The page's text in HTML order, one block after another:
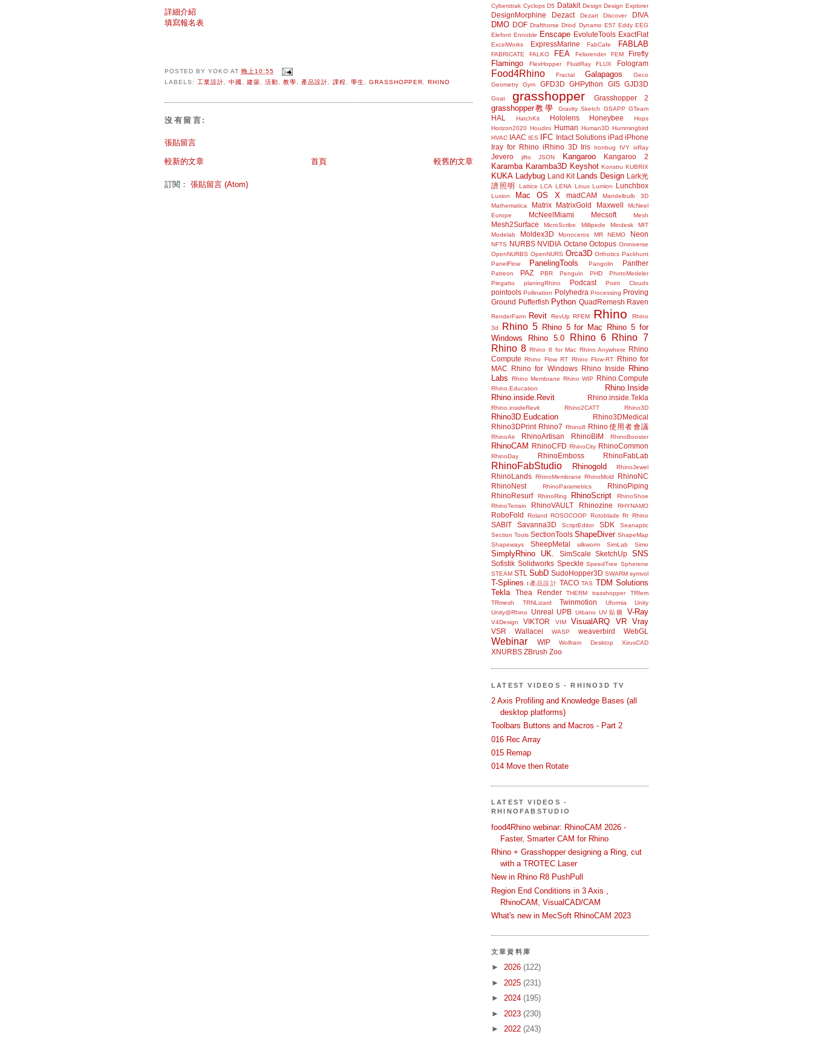
詳細介紹
填寫報名表
POSTED BY YOKO AT 晚上10:55
LABELS: 工業設計, 中國 , 建築, 活動, 教學, 產品設計, 課程, 學生 , GRASSHOPPER, RHINO
沒有留言:
張貼留言
較新的文章 較舊的文章
首頁
訂閱： 張貼留言 (Atom)
Cyberstrak Cyclops D5 Datakit Design Design Explorer
DesignMorphine Dezact Dezart Discover DIVA
DMO DOF Drafthorse Driod Dynamo E57 Eddy EEG
Elefont Ennoble Enscape EvoluteTools ExactFlat
ExcelWorks ExpressMarine FabCafe FABLAB
FABRICATE FALKO FEA Felixrender FEM Firefly
Flamingo FlexHopper FluidRay FLUX Fologram
Food4Rhino Fractal Galapagos
Geco
Geometry Gym
GFD3D GHPython GIS GJD3D
Goat grasshopper Grasshopper 2
grasshopper教學 Gravity Sketch GSAPP GTeam
HAL HatchKit Hololens Honeybee
Hops
Horizon2020 Houdini Human Human3D Hummingbird
HVAC IAAC IES IFC Intact Solutions iPad iPhone
Iray for Rhino iRhino 3D Iris Ironbug IVY ixRay
Jevero jifto JSON Kangaroo Kangaroo 2
Karamba Karamba3D Keyshot Konstru KUBRIX
KUKA Ladybug Land Kit Lands Design Lark光
譜照明
Lattice LCA LENA Linux Lumion Lunchbox
Luxion Mac OS X madCAM
Mandelbulb 3D
Mathematica
Matrix MatrixGold Maxwell
McNeel
Europe
McNeelMiami Mecsoft Mesh
Mesh2Surface MicroScribe Millipede Mindesk
MIT
Modelab
Moldex3D Monoceros MR NEMO Neon
NFTS NURBS NVIDIA Octane Octopus Omniverse
OpenNURBS OpenNURS Orca3D Orthotics Packhunt
PanelFlow
PanelingTools Pangolin Panther
Patreon PAZ PBR Penguin PHD
PhotoMedeler
Piegatto
planingRhino Podcast Point Clouds
pointools Pollination Polyhedra Processing Proving
Ground Pufferfish Python QuadRemesh Raven
RenderFarm Revit RevUp RFEM Rhino
Rhino
3d
Rhino 5 Rhino 5 for Mac
Rhino 5 for
Windows
Rhino 5.0 Rhino 6
Rhino 7
Rhino 8 Rhino 8 for Mac Rhino Anywhere
Rhino
Compute Rhino Flow RT Rhino Flow-RT
Rhino for
MAC
Rhino for Windows Rhino Inside
Rhino
Labs
Rhino Membrane Rhino WIP Rhino.Compute
Rhino.Education
Rhino.Inside
Rhino.inside.Revit
Rhino.inside.Tekla
Rhino.insideRevit Rhino2CATT Rhino3D
Rhino3D.Eudcation
Rhino3DMedical
Rhino3DPrint Rhino7 Rhino8 Rhino使用者會議
RhinoAir RhinoArtisan RhinoBIM RhinoBooster
RhinoCAM RhinoCFD RhinoCity RhinoCommon
RhinoDay RhinoEmboss RhinoFabLab
RhinoFabStudio Rhinogold RhinoJewel
RhinoLands RhinoMembrane RhinoMold
RhinoNC
RhinoNest
RhinoParametrics
RhinoPiping
RhinoResurf
RhinoRing RhinoScript
RhinoShoe
RhinoTerrain
RhinoVAULT Rhinozine RHYNAMO
RoboFold Roland ROSOCOOP Rotoblade Rr Rhino
SABIT Savanna3D ScriptEditor SDK
Seanaptic
Section Tools SectionTools ShapeDiver ShapeMap
Shapeways
SheepMetal silkworm SimLab Simo
SimplyRhino UK. SimScale SketchUp SNS
Sofistik Solidworks Speckle SpeedTree Spherene
STEAM STL SubD SudoHopper3D SWARM symvol
T-Splines t產品設計 TACO TAS TDM Solutions
Tekla
Thea Render THERM trasshopper
TRfem
TRmesh
TRNLizard Twinmotion Uformia
Unity
Unity@Rhino
Unreal UPB Urbano UV貼圖 V-Ray
V4Design VIKTOR VIM VisualARQ VR Vray
VSR Wallacei WASP weaverbird WebGL
Webinar WIP Wolfram Desktop XirusCAD
XNURBS ZBrush Zoo
LATEST VIDEOS - RHINO3D TV
2 Axis Profiling and Knowledge Bases (all
desktop platforms)
Toolbars Buttons and Macros - Part 2
016 Rec Array
015 Remap
014 Move then Rotate
LATEST VIDEOS -
RHINOFABSTUDIO
food4Rhino webinar: RhinoCAM 2026 -
Faster, Smarter CAM for Rhino
Rhino + Grasshopper designing a Ring, cut
with a TROTEC Laser
New in Rhino R8 PushPull
Region End Conditions in 3 Axis ,
RhinoCAM, VisualCAD/CAM
What's new in MecSoft RhinoCAM 2023
文章資料庫
► 2026 (122)
► 2025 (231)
► 2024 (195)
► 2023 (230)
► 2022 (243)